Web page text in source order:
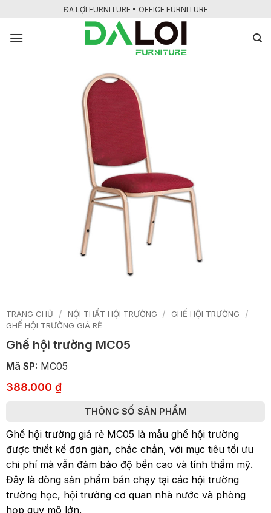
nội
ĐA LỢI FURNITURE • OFFICE FURNITURE
TRANG CHỦ / NỘI THẤT HỘI TRƯỜNG / GHẾ HỘI TRƯỜNG /
GHẾ HỘI TRƯỜNG GIÁ RẺ
Ghế hội trường MC05
Mã SP: MC05
388.000 ₫
THÔNG SỐ SẢN PHẨM
Ghế hội trường giá rẻ MC05 là mẫu ghế hội trường
được thiết kế đơn giản, chắc chắn, với mục tiêu tối ưu
chi phí mà vẫn đảm bảo độ bền cao và tính thẩm mỹ.
Đây là dòng sản phẩm bán chạy tại các hội trường
trường học, hội trường cơ quan nhà nước và phòng
họp quy mô lớn.